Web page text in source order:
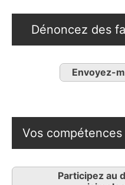
Dénoncez des
Envoyez-
Vos
Participez au